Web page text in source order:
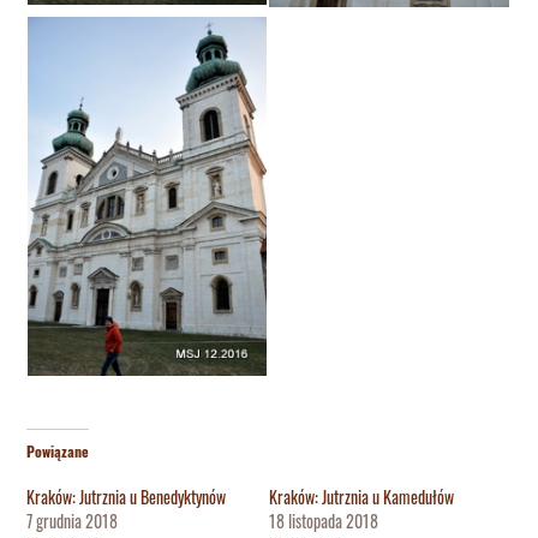
Powiązane
Kraków: Jutrznia u Benedyktynów
7 grudnia 2018
Kraków: Jutrznia u Kamedułów
18 listopada 2018